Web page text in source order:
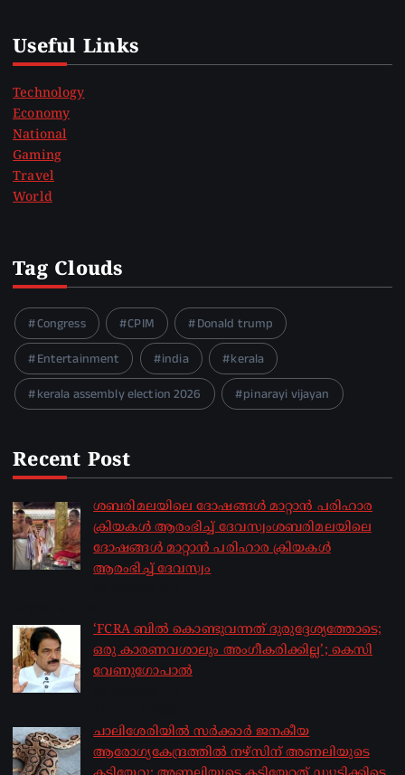
Useful Links
Technology
Economy
National
Gaming
Travel
World
Tag Clouds
Congress CPIM
Donald trump
Entertainment
india
kerala
kerala assembly election 2026
pinarayi vijayan
Recent Post
ശബരിമലയിലെ ദോഷങ്ങൾ മാറ്റാൻ പരിഹാര
ക്രിയകൾ ആരംഭിച്ച് ദേവസ്വംശബരിമലയിലെ
ദോഷങ്ങൾ മാറ്റാൻ പരിഹാര ക്രിയകൾ
ആരംഭിച്ച് ദേവസ്വം
‘FCRA ബിൽ കൊണ്ടുവന്നത് ദുരുദ്ദേശ്യത്തോടെ;
ഒരു കാരണവശാലും അം​ഗീകരിക്കില്ല’; കെസി
വേണു​ഗോപാൽ
ചാലിശേരിയില്‍ സര്‍ക്കാര്‍ ജനകീയ
ആരോഗ്യകേന്ദ്രത്തില്‍ നഴ്സിന് അണലിയുടെ